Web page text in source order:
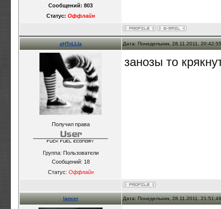
Сообщений: 803
Статус: Оффлайн
aHToLLIa Дата: Понедельник, 28.11.2011,
Получил права
Группа: Пользователи
Сообщений: 18
Статус: Оффлайн
занозы то
lancer Дата: Понедельник, 28.11.2011,